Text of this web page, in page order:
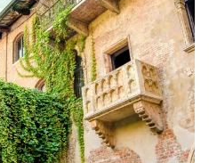
la famosa historia de Romeo y
del balcón de Julieta en Verona,